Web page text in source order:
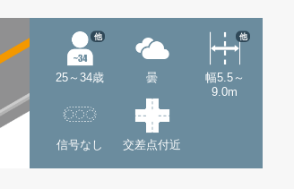
25～34歳
他
曇
幅5.5～
9.0m
他
信号なし 交差点付近